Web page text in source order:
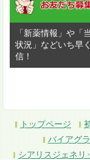
「新薬情報」や「
状況」などいち早
信！
トップページ
バイアグ
シアリスジェネリ